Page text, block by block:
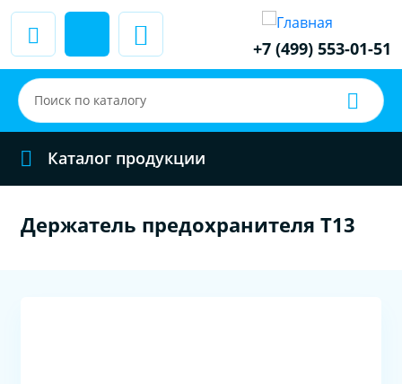
+7 (499) 553-01-51
Каталог продукции
Держатель предохранителя T13